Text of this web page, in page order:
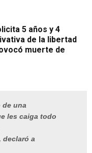
5 años y 4
de la libertad
muerte de
de una
les caiga todo
declaró a